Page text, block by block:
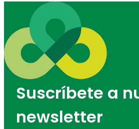
Suscríbete a
newsletter